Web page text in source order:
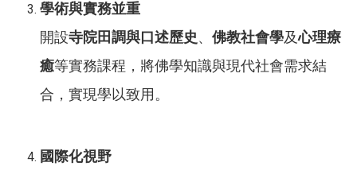
學術與實務並重
開設寺院田調與口述歷史 、 佛教社會學及心理療
癒等實務課程，將佛學知識與現代社會需求結
合，實現學以致用。
國際化視野